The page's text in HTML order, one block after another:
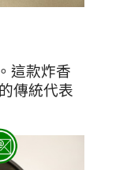
這款炸香
傳統代表